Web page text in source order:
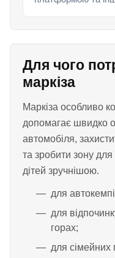
Для чого
маркіза
Маркіза особливо
допомагає швидко
автомобіля,
та зробити зону для
дітей зручнішою.
для
для
горах;
для сімейних